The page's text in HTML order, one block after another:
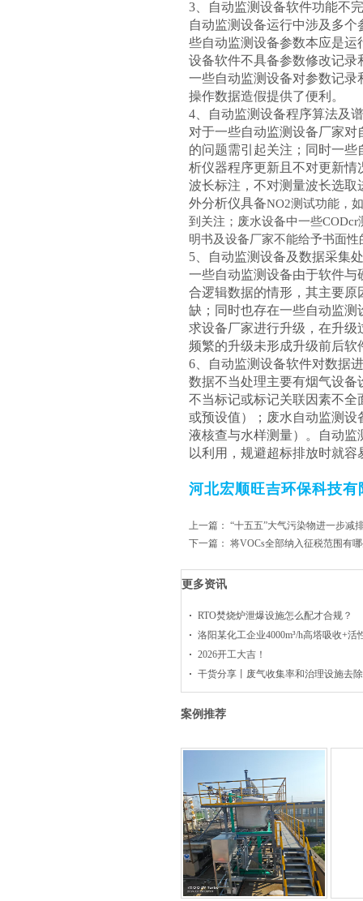
3、自动监测设备软件功能不
自动监测设备运行中涉及多
些自动监测设备参数本应是
设备软件不具备参数修改记
一些自动监测设备对参数记
操作数据造假提供了便利。
4、自动监测设备程序算法及
对于一些自动监测设备厂家
的问题需引起关注；同时一
析仪器程序更新且不对更新
波长标注，不对测量波长选
外分析仪具备NO2测试功能，
到关注；废水设备中一些
明书及设备厂家不能给予书面
5、自动监测设备及数据采集
一些自动监测设备由于软件
合逻辑数据的情形，其主要
缺；同时也存在一些自动监
求设备厂家进行升级，在升
频繁的升级未形成升级前后
6、自动监测设备软件对数据
数据不当处理主要有烟气设
不当标记或标记关联因素不
或预设值）；废水自动监测
液核查与水样测量）。自动
以利用，规避超标排放时就
河北宏顺旺吉环保科技
上一篇： “十五五”大气污染物进一步减
下一篇： 将VOCs全部纳入征税范围有
更多资讯
RTO焚烧炉泄爆设施怎么配才合规？
洛阳某化工企业4000m³/h高塔吸收+活
2026开工大吉！
干货分享丨废气收集率和治理设施去
案例推荐